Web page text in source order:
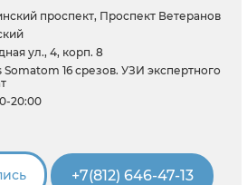
проспект, Проспект Ветеранов
ул., 4, корп. 8
Somatom 16 срезов. УЗИ экспертного
20:00
+7(812) 646-47-13